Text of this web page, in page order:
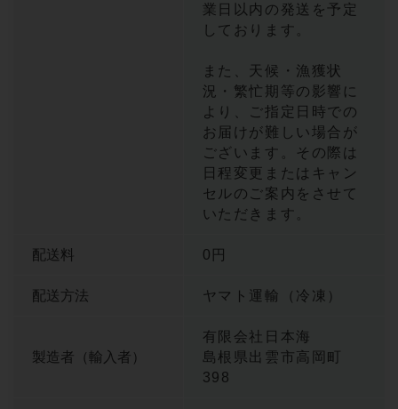
業日以内の発送を予定
しております。
また、天候・漁獲状
況・繁忙期等の影響に
より、ご指定日時での
お届けが難しい場合が
ございます。その際は
日程変更またはキャン
セルのご案内をさせて
いただきます。
配送料 0円
配送方法 ヤマト運輸（冷凍）
製造者（輸入者）
有限会社日本海
島根県出雲市高岡町
398